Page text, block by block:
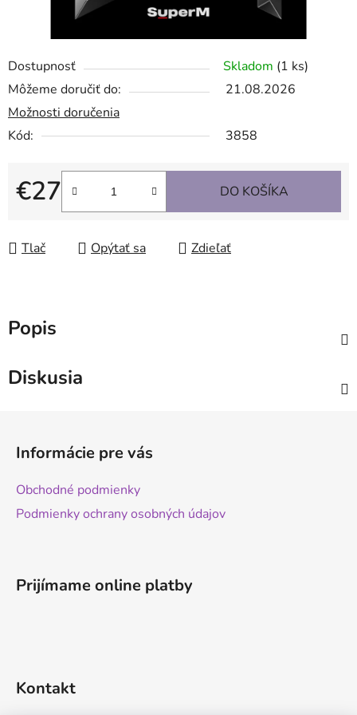
Dostupnosť Skladom (1 ks)
Môžeme doručiť do:
21.08.2026
Možnosti doručenia
Kód:
3858
€27
Jednotková cena:
DO KOŠÍKA
Tlač Opýtať sa Zdieľať
Popis
Diskusia
Informácie pre vás
Obchodné podmienky
Podmienky ochrany osobných údajov
Prijímame online platby
Kontakt